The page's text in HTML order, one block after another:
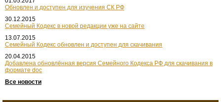
Обновлен и доступен для изучения СК РФ
30.12.2015
Семейный Кодекс в новой редакции уже на сайте
13.07.2015
Семейный Кодекс обновлен и доступен для скачивания
20.04.2015
Добавлена обновлённая версия Семейного Кодекса РФ для скачивания в
формате doc
Все новости